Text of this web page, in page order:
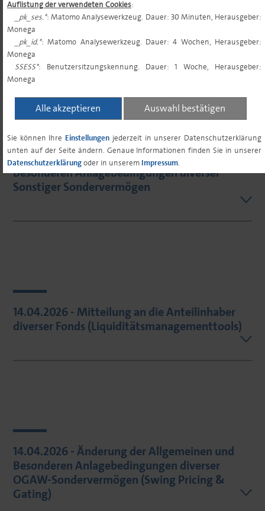
Auflistung der verwendeten Cookies:
_pk_ses.*: Matomo Analysewerkzeug. Dauer: 30 Minuten, Herausgeber:
Monega
_pk_id.*: Matomo Analysewerkzeug. Dauer: 4 Wochen, Herausgeber:
Monega
SSESS*: Benutzersitzungskennung. Dauer: 1 Woche, Herausgeber:
Monega
Alle akzeptieren Auswahl bestätigen
Sie können Ihre Einstellungen jederzeit in unserer Datenschutzerklärung
unten auf der Seite ändern. Genaue Informationen finden Sie in unserer
Datenschutzerklärungoder in unserem Impressum.
Anlagebedingungen des OGAW-
Sondervermögens CSR Ertrag Plus (ISIN
DE000A2P37P4)
15.04.2026 - Änderung der Allgemeinen und
Besonderen Anlagebedingungen diverser
Sonstiger Sondervermögen
14.04.2026 - Mitteilung an die Anteilinhaber
diverser Fonds (Liquiditätsmanagementtools)
14.04.2026 - Änderung der Allgemeinen und
Besonderen Anlagebedingungen diverser
OGAW-Sondervermögen (Swing Pricing &
Gating)